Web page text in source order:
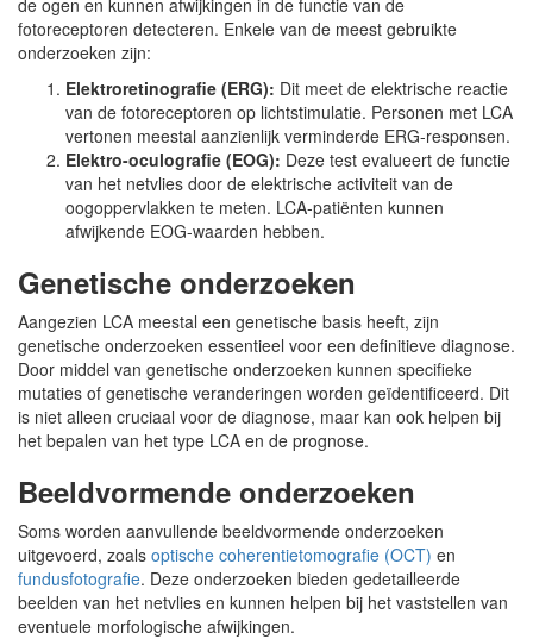
de ogen en kunnen afwijkingen in de functie van de
fotoreceptoren detecteren. Enkele van de meest gebruikte
onderzoeken zijn:
Elektroretinografie (ERG): Dit meet de elektrische reactie
van de fotoreceptoren op lichtstimulatie. Personen met LCA
vertonen meestal aanzienlijk verminderde ERG-responsen.
Elektro-oculografie (EOG): Deze test evalueert de functie
van het netvlies door de elektrische activiteit van de
oogoppervlakken te meten. LCA-patiënten kunnen
afwijkende EOG-waarden hebben.
Genetische onderzoeken
Aangezien LCA meestal een genetische basis heeft, zijn
genetische onderzoeken essentieel voor een definitieve diagnose.
Door middel van genetische onderzoeken kunnen specifieke
mutaties of genetische veranderingen worden geïdentificeerd. Dit
is niet alleen cruciaal voor de diagnose, maar kan ook helpen bij
het bepalen van het type LCA en de prognose.
Beeldvormende onderzoeken
Soms worden aanvullende beeldvormende onderzoeken
uitgevoerd, zoals optische coherentietomografie (OCT) en
fundusfotografie. Deze onderzoeken bieden gedetailleerde
beelden van het netvlies en kunnen helpen bij het vaststellen van
eventuele morfologische afwijkingen.